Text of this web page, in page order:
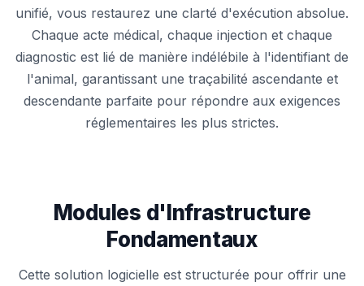
unifié, vous restaurez une clarté d'exécution absolue.
Chaque acte médical, chaque injection et chaque
diagnostic est lié de manière indélébile à l'identifiant de
l'animal, garantissant une traçabilité ascendante et
descendante parfaite pour répondre aux exigences
réglementaires les plus strictes.
Modules d'Infrastructure
Fondamentaux
Cette solution logicielle est structurée pour offrir une